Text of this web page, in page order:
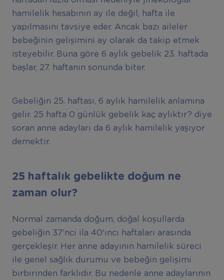
hamilelik hesabının ay ile değil, hafta ile
yapılmasını tavsiye eder. Ancak bazı aileler
bebeğinin gelişimini ay olarak da takip etmek
isteyebilir. Buna göre 6 aylık gebelik 23. haftada
başlar, 27. haftanın sonunda biter.
Gebeliğin 25. haftası, 6 aylık hamilelik anlamına
gelir. 25 hafta 0 günlük gebelik kaç aylıktır? diye
soran anne adayları da 6 aylık hamilelik yaşıyor
demektir.
25 haftalık gebelikte doğum ne
zaman olur?
Normal zamanda doğum, doğal koşullarda
gebeliğin 37'nci ila 40'ıncı haftaları arasında
gerçekleşir. Her anne adayının hamilelik süreci
ile genel sağlık durumu ve bebeğin gelişimi
birbirinden farklıdır. Bu nedenle anne adaylarının